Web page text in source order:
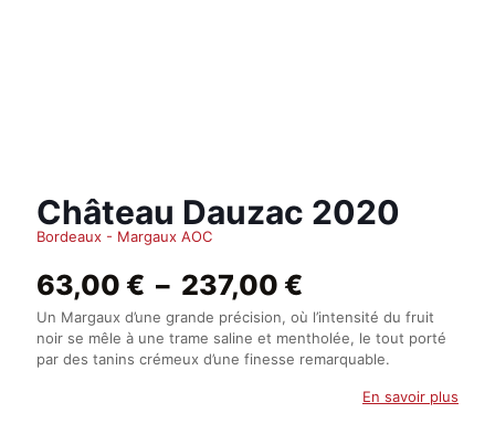
Château Dauzac 2020
Bordeaux - Margaux AOC
63,00 € – 237,00 €
de
prix :
63,00 €
à
237,00 €
Un Margaux d’une grande précision, où l’intensité du fruit
noir se mêle à une trame saline et mentholée, le tout porté
par des tanins crémeux d’une finesse remarquable.
En savoir plus